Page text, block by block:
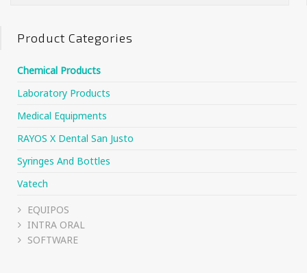
Product Categories
Chemical Products
Laboratory Products
Medical Equipments
RAYOS X Dental San Justo
Syringes And Bottles
Vatech
EQUIPOS
INTRA ORAL
SOFTWARE